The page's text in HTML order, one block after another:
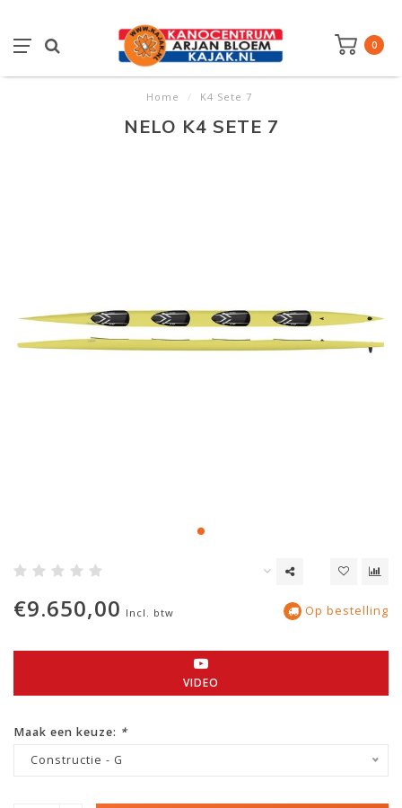
0
Home / K4 Sete 7
NELO K4 SETE 7
€9.650,00 Incl. btw Op bestelling
VIDEO
Maak een keuze: *
Constructie - G